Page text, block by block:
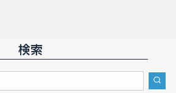
検索